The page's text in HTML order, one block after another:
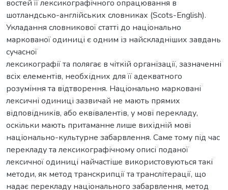
востей її лексикографічного опрацювання в
шотландсько-англійських словниках (Scots-English).
Укладання словникової статті до національно
маркованої одиниці є одним із найскладніших завдань
сучасної
лексикографії та полягає в чіткій організації, зазначенні
всіх елементів, необхідних для її адекватного
розуміння та відтворення. Національно марковані
лексичні одиниці зазвичай не мають прямих
відповідників, або еквівалентів, у мові перекладу,
оскільки мають притаманне лише вихідній мові
національно-культурне забарвлення. Саме тому під час
перекладу та лексикографічному описі поданої
лексичної одиниці найчастіше використовуються такі
методи, як метод транскрипції та транслітерації, що
надає перекладу національного забарвлення, метод